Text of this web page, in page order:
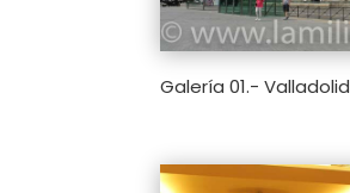
Galería 01.- Valladolid